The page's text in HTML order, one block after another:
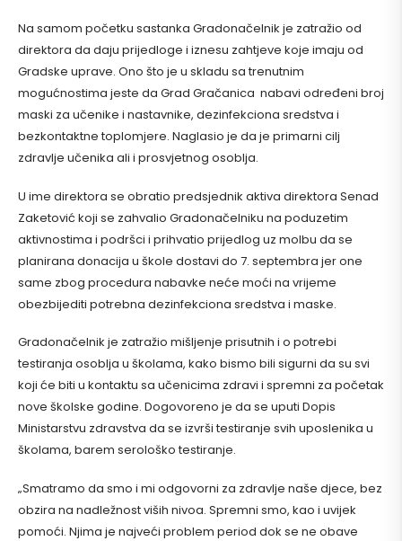
Na samom početku sastanka Gradonačelnik je zatražio od
direktora da daju prijedloge i iznesu zahtjeve koje imaju od
Gradske uprave. Ono što je u skladu sa trenutnim
mogućnostima jeste da Grad Gračanica nabavi određeni broj
maski za učenike i nastavnike, dezinfekciona sredstva i
bezkontaktne toplomjere. Naglasio je da je primarni cilj
zdravlje učenika ali i prosvjetnog osoblja.
U ime direktora se obratio predsjednik aktiva direktora Senad
Zaketović koji se zahvalio Gradonačelniku na poduzetim
aktivnostima i podršci i prihvatio prijedlog uz molbu da se
planirana donacija u škole dostavi do 7. septembra jer one
same zbog procedura nabavke neće moći na vrijeme
obezbijediti potrebna dezinfekciona sredstva i maske.
Gradonačelnik je zatražio mišljenje prisutnih i o potrebi
testiranja osoblja u školama, kako bismo bili sigurni da su svi
koji će biti u kontaktu sa učenicima zdravi i spremni za početak
nove školske godine. Dogovoreno je da se uputi Dopis
Ministarstvu zdravstva da se izvrši testiranje svih uposlenika u
školama, barem serološko testiranje.
„Smatramo da smo i mi odgovorni za zdravlje naše djece, bez
obzira na nadležnost viših nivoa. Spremni smo, kao i uvijek
pomoći. Njima je najveći problem period dok se ne obave